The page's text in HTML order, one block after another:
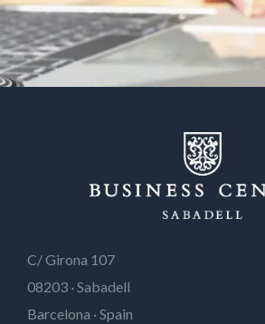
C/ Girona 107
08203 · Sabadell
Barcelona · Spain